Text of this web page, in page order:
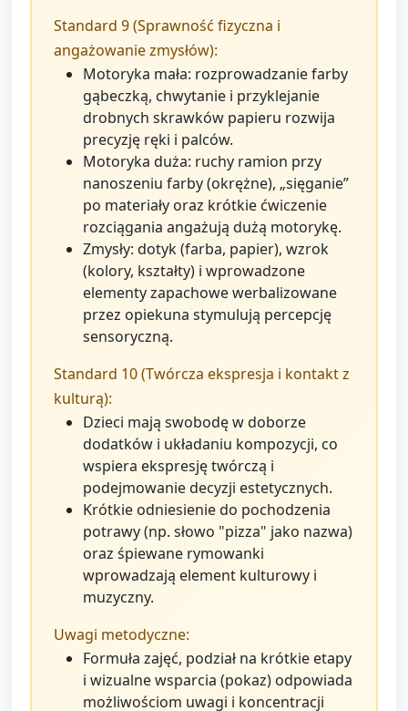
Standard 9 (Sprawność fizyczna i
angażowanie zmysłów):
Motoryka mała: rozprowadzanie farby
gąbeczką, chwytanie i przyklejanie
drobnych skrawków papieru rozwija
precyzję ręki i palców.
Motoryka duża: ruchy ramion przy
nanoszeniu farby (okrężne), „sięganie”
po materiały oraz krótkie ćwiczenie
rozciągania angażują dużą motorykę.
Zmysły: dotyk (farba, papier), wzrok
(kolory, kształty) i wprowadzone
elementy zapachowe werbalizowane
przez opiekuna stymulują percepcję
sensoryczną.
Standard 10 (Twórcza ekspresja i kontakt z
kulturą):
Dzieci mają swobodę w doborze
dodatków i układaniu kompozycji, co
wspiera ekspresję twórczą i
podejmowanie decyzji estetycznych.
Krótkie odniesienie do pochodzenia
potrawy (np. słowo "pizza" jako nazwa)
oraz śpiewane rymowanki
wprowadzają element kulturowy i
muzyczny.
Uwagi metodyczne:
Formuła zajęć, podział na krótkie etapy
i wizualne wsparcia (pokaz) odpowiada
możliwościom uwagi i koncentracji